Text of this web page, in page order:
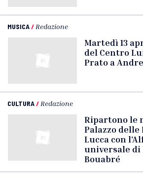
MUSICA/ Redazione
Martedì 13
del Centro
Prato a
CULTURA/ Redazione
Ripartono le
Palazzo
Lucca con
universale
Bouabré